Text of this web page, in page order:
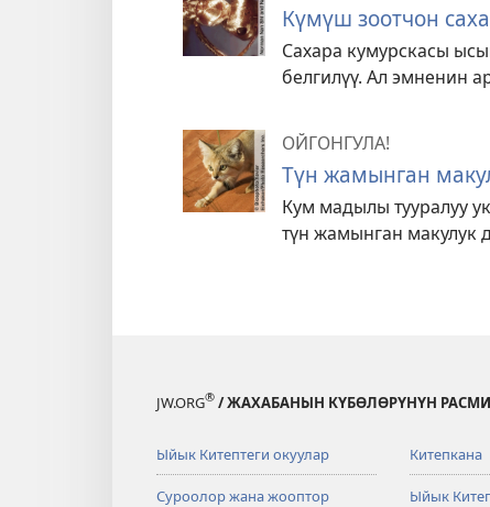
Күмүш зоотчон
Сахара кумурскасы
белгилүү. Ал эмненин
ОЙГОНГУЛА!
Түн жамынган
Кум мадылы тууралуу
түн жамынган макулук
JW.ORG® / ЖАХАБАНЫН КҮБӨЛӨРҮНҮН
Ыйык Китептеги окуулар
Суроолор жана жооптор
Китепкана
Ыйык